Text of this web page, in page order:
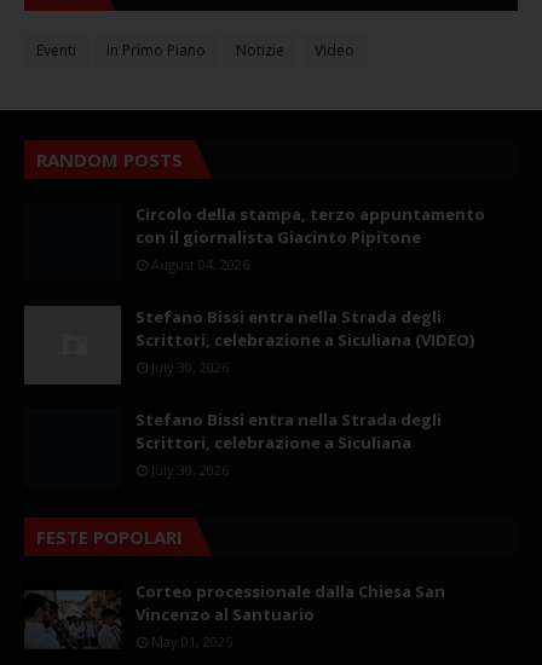
Eventi In Primo Piano Notizie Video
RANDOM POSTS
Circolo della stampa, terzo appuntamento
con il giornalista Giacinto Pipitone
August 04, 2026
Stefano Bissi entra nella Strada degli
Scrittori, celebrazione a Siculiana (VIDEO)
July 30, 2026
Stefano Bissi entra nella Strada degli
Scrittori, celebrazione a Siculiana
July 30, 2026
FESTE POPOLARI
Corteo processionale dalla Chiesa San
Vincenzo al Santuario
May 01, 2025